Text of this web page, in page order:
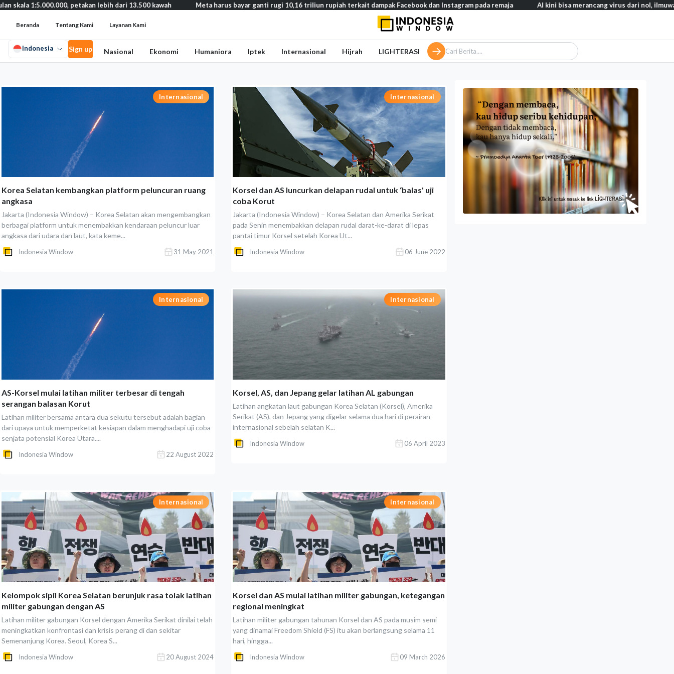
Internasional
Korea Selatan kembangkan platform peluncuran ruang
angkasa
Jakarta (Indonesia Window) – Korea Selatan akan mengembangkan
berbagai platform untuk menembakkan kendaraan peluncur luar
angkasa dari udara dan laut, kata keme...
Indonesia Window 31 May 2021
Internasional
Korsel dan AS luncurkan delapan rudal untuk ‘balas' uji
coba Korut
Jakarta (Indonesia Window) – Korea Selatan dan Amerika Serikat
pada Senin menembakkan delapan rudal darat-ke-darat di lepas
pantai timur Korsel setelah Korea Ut...
Indonesia Window 06 June 2022
Internasional
AS-Korsel mulai latihan militer terbesar di tengah
serangan balasan Korut
Latihan militer bersama antara dua sekutu tersebut adalah bagian
dari upaya untuk memperketat kesiapan dalam menghadapi uji coba
senjata potensial Korea Utara....
Indonesia Window 22 August 2022
Internasional
Korsel, AS, dan Jepang gelar latihan AL gabungan
Latihan angkatan laut gabungan Korea Selatan (Korsel), Amerika
Serikat (AS), dan Jepang yang digelar selama dua hari di perairan
internasional sebelah selatan K...
Indonesia Window 06 April 2023
Internasional
Kelompok sipil Korea Selatan berunjuk rasa tolak latihan
militer gabungan dengan AS
Latihan militer gabungan Korsel dengan Amerika Serikat dinilai telah
meningkatkan konfrontasi dan krisis perang di dan sekitar
Semenanjung Korea. Seoul, Korea S...
Indonesia Window 20 August 2024
Internasional
Korsel dan AS mulai latihan militer gabungan, ketegangan
regional meningkat
Latihan militer gabungan tahunan Korsel dan AS pada musim semi
yang dinamai Freedom Shield (FS) itu akan berlangsung selama 11
hari, hingga...
Indonesia Window 09 March 2026
1:5.000.000, petakan lebih dari 13.500 kawah Meta harus bayar ganti rugi 10,16 triliun rupiah terkait dampak Facebook dan Instagram pada remaja AI kini bisa merancang virus dari nol, ilmuwan
Beranda Tentang Kami Layanan Kami
Indonesia Sign up Nasional Ekonomi Humaniora Iptek Internasional Hijrah LIGHTERASI